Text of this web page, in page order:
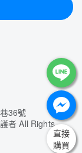
36號
者 All Rights
直接
購買